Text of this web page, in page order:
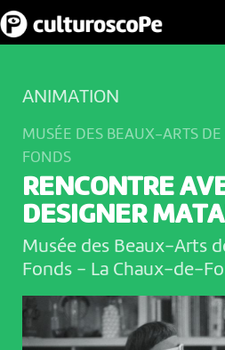
ANIMATION
MUSÉE DES BEAUX-ARTS
FONDS
RENCONTRE
DESIGNER
Musée des Beaux-Arts
Fonds - La Chaux-de-